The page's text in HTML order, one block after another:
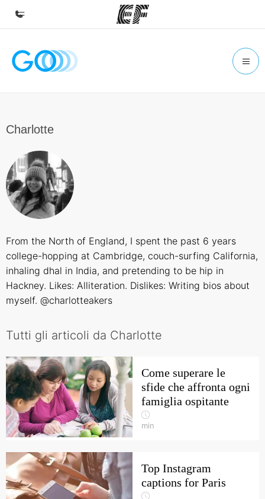
Homepage
Trova l'ufficio più vicino
Chi siamo
La nostra organizzazione
Charlotte
From the North of England, I spent the past 6 years
college-hopping at Cambridge, couch-surfing California,
inhaling dhal in India, and pretending to be hip in
Hackney. Likes: Alliteration. Dislikes: Writing bios about
myself. @charlotteakers
Tutti gli articoli da Charlotte
Come superare le
sfide che affronta ogni
famiglia ospitante
min
Top Instagram
captions for Paris